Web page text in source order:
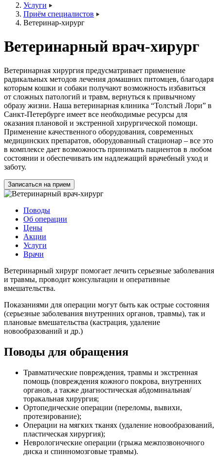
Услуги
Приём специалистов
Ветеринар-хирург
Ветеринарный врач-хирург
Ветеринарная хирургия предусматривает применение
радикальных методов лечения домашних питомцев, благодаря
которым кошки и собаки получают возможность избавиться
от сложных патологий и травм, вернуться к привычному
образу жизни. Наша ветеринарная клиника “Толстый Лори” в
Санкт-Петербурге имеет все необходимые ресурсы для
оказания плановой и экстренной хирургической помощи.
Применение качественного оборудования, современных
медицинских препаратов, оборудованный стационар – все это
в комплексе дает возможность принимать пациентов в любом
состоянии и обеспечивать им надлежащий врачебный уход и
заботу.
Записаться на прием
Поводы
Об операции
Цены
Акции
Услуги
Врачи
Ветеринарный хирург помогает лечить серьезные заболевания
и травмы, проводит консультации и оперативные
вмешательства.
Показаниями для операции могут быть как острые состояния
(серьезные заболевания внутренних органов, травмы), так и
плановые вмешательства (кастрация, удаление
новообразований и др.)
Поводы для обращения
Травматические повреждения, травмы и экстренная
помощь (повреждения кожного покрова, внутренних
органов, а также диагностическая абдоминальная/
торакальная хирургия;
Ортопедические операции (переломы, вывихи,
протезирование);
Операции на мягких тканях (удаление новообразований,
пластическая хирургия);
Неврологические операции (грыжа межпозвоночного
диска и спинномозговые травмы).